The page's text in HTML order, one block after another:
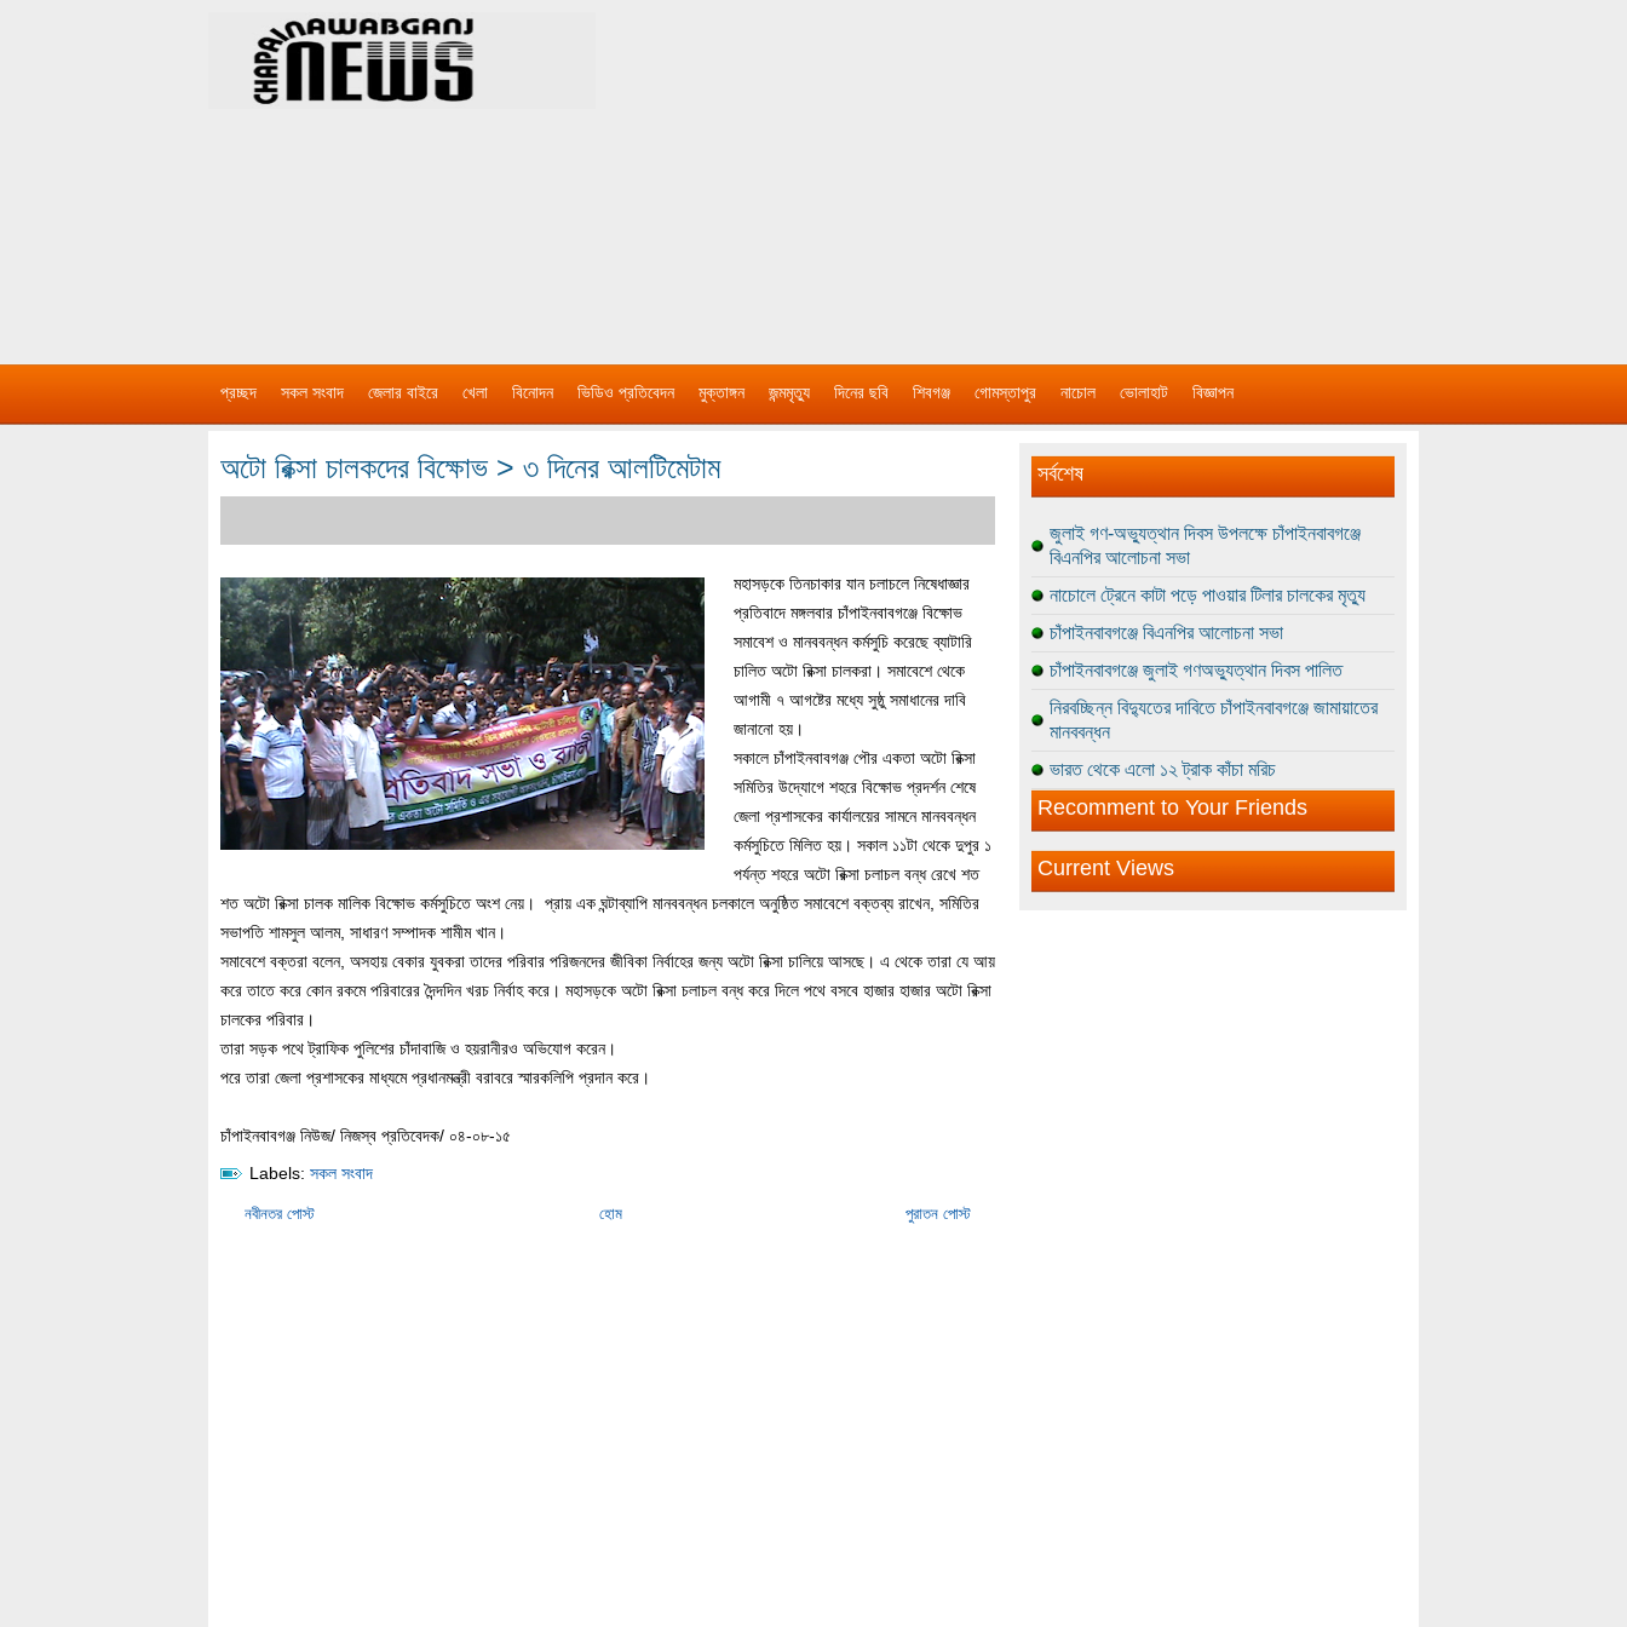
প্রচ্ছদ সকল সংবাদ জেলার বাইরে খেলা বিনোদন ভিডিও প্রতিবেদন মুক্তাঙ্গন জন্মমৃত্যু দিনের ছবি শিবগঞ্জ গোমস্তাপুর নাচোল ভোলাহাট বিজ্ঞাপন
অটো রিক্সা চালকদের বিক্ষোভ > ৩ দিনের আলটিমেটাম
মহাসড়কে তিনচাকার যান চলাচলে নিষেধাজ্ঞার
প্রতিবাদে মঙ্গলবার চাঁপাইনবাবগঞ্জে বিক্ষোভ
সমাবেশ ও মানববন্ধন কর্মসুচি করেছে ব্যাটারি
চালিত অটো রিক্সা চালকরা। সমাবেশে থেকে
আগামী ৭ আগষ্টের মধ্যে সুষ্ঠু সমাধানের দাবি
জানানো হয়।
সকালে চাঁপাইনবাবগঞ্জ পৌর একতা অটো রিক্সা
সমিতির উদ্যোগে শহরে বিক্ষোভ প্রদর্শন শেষে
জেলা প্রশাসকের কার্যালয়ের সামনে মানববন্ধন
কর্মসুচিতে মিলিত হয়। সকাল ১১টা থেকে দুপুর ১
পর্যন্ত শহরে অটো রিক্সা চলাচল বন্ধ রেখে শত
শত অটো রিক্সা চালক মালিক বিক্ষোভ কর্মসুচিতে অংশ নেয়। প্রায় এক ঘন্টাব্যাপি মানববন্ধন চলকালে অনুষ্ঠিত সমাবেশে বক্তব্য রাখেন, সমিতির
সভাপতি শামসুল আলম, সাধারণ সম্পাদক শামীম খান।
সমাবেশে বক্তরা বলেন, অসহায় বেকার যুবকরা তাদের পরিবার পরিজনদের জীবিকা নির্বাহের জন্য অটো রিক্সা চালিয়ে আসছে। এ থেকে তারা যে আয়
করে তাতে করে কোন রকমে পরিবারের দৈন্দদিন খরচ নির্বাহ করে। মহাসড়কে অটো রিক্সা চলাচল বন্ধ করে দিলে পথে বসবে হাজার হাজার অটো রিক্সা
চালকের পরিবার।
তারা সড়ক পথে ট্রাফিক পুলিশের চাঁদাবাজি ও হয়রানীরও অভিযোগ করেন।
পরে তারা জেলা প্রশাসকের মাধ্যমে প্রধানমন্ত্রী বরাবরে স্মারকলিপি প্রদান করে।
চাঁপাইনবাবগঞ্জ নিউজ/ নিজস্ব প্রতিবেদক/ ০৪-০৮-১৫
Labels: সকল সংবাদ
নবীনতর পোস্ট পুরাতন পোস্ট
হোম
সর্বশেষ
জুলাই গণ-অভ্যুত্থান দিবস উপলক্ষে চাঁপাইনবাবগঞ্জে
বিএনপির আলোচনা সভা
নাচোলে ট্রেনে কাটা পড়ে পাওয়ার টিলার চালকের মৃত্যু
চাঁপাইনবাবগঞ্জে বিএনপির আলোচনা সভা
চাঁপাইনবাবগঞ্জে জুলাই গণঅভ্যুত্থান দিবস পালিত
নিরবচ্ছিন্ন বিদ্যুতের দাবিতে চাঁপাইনবাবগঞ্জে জামায়াতের
মানববন্ধন
ভারত থেকে এলো ১২ ট্রাক কাঁচা মরিচ
Recomment to Your Friends
Current Views